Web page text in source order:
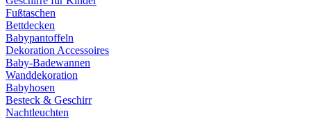
Fußtaschen
Bettdecken
Babypantoffeln
Dekoration Accessoires
Baby-Badewannen
Wanddekoration
Babyhosen
Besteck & Geschirr
Nachtleuchten